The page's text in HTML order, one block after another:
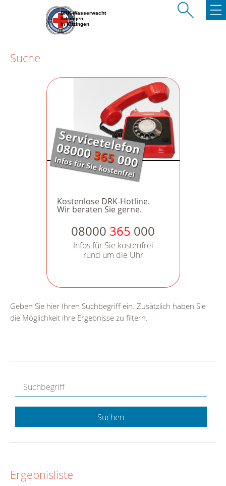
BRK-Wasserwacht
Kitzingen
in Kitzingen
Suche
Kostenlose DRK-Hotline.
Wir beraten Sie gerne.
08000 365 000
Infos für Sie kostenfrei
rund um die Uhr
Geben Sie hier Ihren Suchbegriff ein. Zusätzlich haben Sie
die Möglichkeit ihre Ergebnisse zu filtern.
Suchen
Ergebnisliste